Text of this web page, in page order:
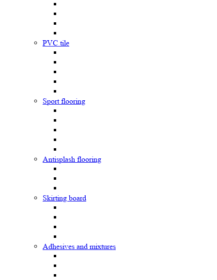
PVC tile
Sport flooring
Antisplash flooring
Skirting board
Adhesives and mixtures